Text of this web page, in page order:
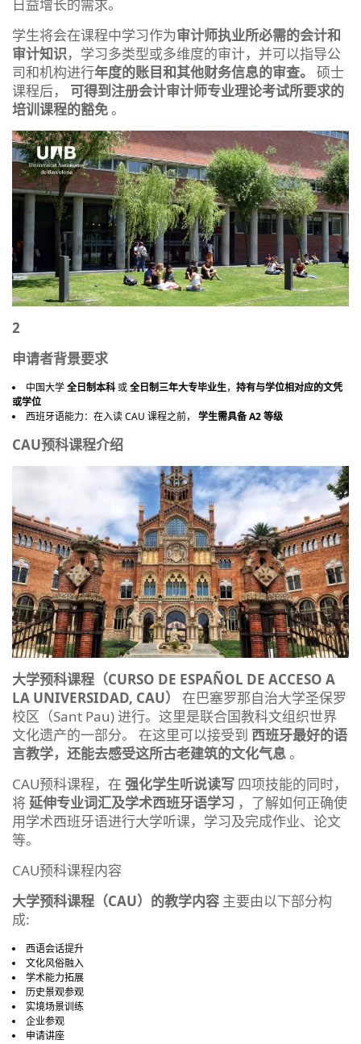
日益增长的需求。
学生将会在课程中学习作为审计师执业所必需的会计和
审计知识，学习多类型或多维度的审计，并可以指导公
司和机构进行年度的账目和其他财务信息的审查。
硕士
课程后， 可得到注册会计审计师专业理论考试所要求的
培训课程的豁免。
2
申请者背景要求
中国大学全日制本科或全日制三年大专毕业生， 持有与学位相对应的文凭
或学位
西班牙语能力：在入读 CAU 课程之前， 学生需具备 A2 等级
CAU预科课程介绍
大学预科课程（CURSO DE ESPAÑOL DE ACCESO A
LA UNIVERSIDAD, CAU）
在巴塞罗那自治大学圣保罗
校区（Sant Pau) 进行。这里是联合国教科文组织世界
文化遗产的一部分。 在这里可以接受到 西班牙最好的语
言教学，还能去感受这所古老建筑的文化气息。
CAU预科课程，在 强化学生听说读写 四项技能的同时，
将 延伸专业词汇及学术西班牙语学习 ，了解如何正确使
用学术西班牙语进行大学听课，学习及完成作业、论文
等。
CAU预科课程内容
大学预科课程（CAU）的教学内容 主要由以下部分构
成:
西语会话提升
文化风俗融入
学术能力拓展
历史景观参观
实境场景训练
企业参观
申请讲座